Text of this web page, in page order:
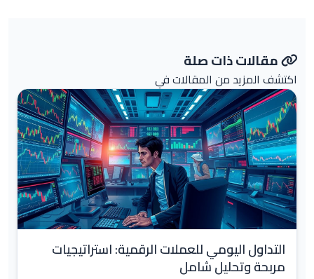
مقالات ذات صلة
اكتشف المزيد من المقالات في
التداول اليومي للعملات الرقمية: استراتيجيات
مربحة وتحليل شامل